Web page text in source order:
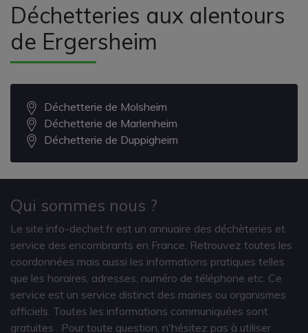
Déchetteries aux alentours
de Ergersheim
Déchetterie de Molsheim
Déchetterie de Marlenheim
Déchetterie de Duppigheim
Qui sommes nous ?
Le site info-dechet.fr est un annuaire des déchèteries et
service des encombrants en France. Retrouvez toutes les
coordonnées mais aussi les informations pratiques telles
que les horaires, adresses, numéro de téléphone etc. Ce
service est un service distinct des mairies ou organismes
officiels. Toutes les informations communiquées sont
gratuites
. Pour toute question, n'hésitez pas à utiliser